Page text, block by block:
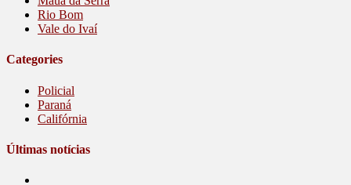
Rio Bom
Vale do Ivaí
Categories
Policial
Paraná
Califórnia
Últimas notícias